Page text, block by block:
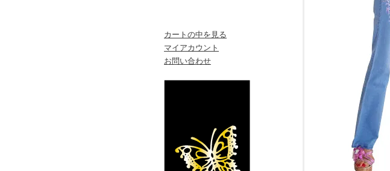
カートの中を見る
マイアカウント
お問い合わせ